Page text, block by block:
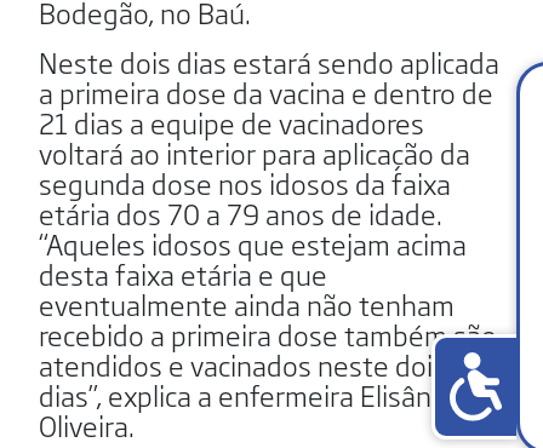
Bodegão, no Baú.
Neste dois dias estará sendo aplicada
a primeira dose da vacina e dentro de
21 dias a equipe de vacinadores
voltará ao interior para aplicação da
segunda dose nos idosos da faixa
etária dos 70 a 79 anos de idade.
“Aqueles idosos que estejam acima
desta faixa etária e que
eventualmente ainda não tenham
recebido a primeira dose também são
atendidos e vacinados neste dois
dias”, explica a enfermeira Elisângela
Oliveira.